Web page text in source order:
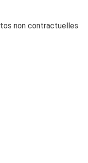
non contractuelles